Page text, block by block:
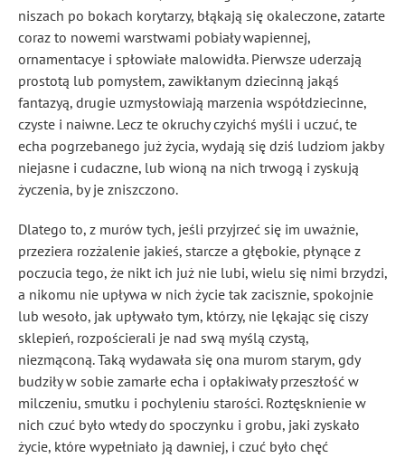
niszach po bokach korytarzy, błąkają się okaleczone, zatarte
coraz to nowemi warstwami pobiały wapiennej,
ornamentacye i spłowiałe malowidła. Pierwsze uderzają
prostotą lub pomysłem, zawikłanym dziecinną jakąś
fantazyą, drugie uzmysłowiają marzenia współdziecinne,
czyste i naiwne. Lecz te okruchy czyichś myśli i uczuć, te
echa pogrzebanego już życia, wydają się dziś ludziom jakby
niejasne i cudaczne, lub wioną na nich trwogą i zyskują
życzenia, by je zniszczono.
Dlatego to, z murów tych, jeśli przyjrzeć się im uważnie,
przeziera rozżalenie jakieś, starcze a głębokie, płynące z
poczucia tego, że nikt ich już nie lubi, wielu się nimi brzydzi,
a nikomu nie upływa w nich życie tak zacisznie, spokojnie
lub wesoło, jak upływało tym, którzy, nie lękając się ciszy
sklepień, rozpościerali je nad swą myślą czystą,
niezmąconą. Taką wydawała się ona murom starym, gdy
budziły w sobie zamarłe echa i opłakiwały przeszłość w
milczeniu, smutku i pochyleniu starości. Roztęsknienie w
nich czuć było wtedy do spoczynku i grobu, jaki zyskało
życie, które wypełniało ją dawniej, i czuć było chęć